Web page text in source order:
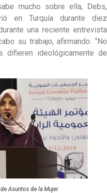
mucho sobre ella, Debs,
en Turquía durante diez
una reciente entrevista
su trabajo, afirmando: “No
difieren ideológicamente de
Asuntos de la Mujer.